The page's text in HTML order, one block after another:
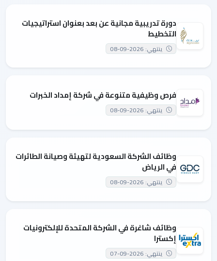
دورة تدريبية مجانية عن بعد بعنوان استراتيجيات
التخطيط
ينتهي: 2026-09-08
فرص وظيفية متنوعة في شركة إمداد الخبرات
ينتهي: 2026-09-08
وظائف الشركة السعودية لتهيئة وصيانة الطائرات
في الرياض
ينتهي: 2026-09-08
وظائف شاغرة في الشركة المتحدة للإلكترونيات
إكسترا
ينتهي: 2026-09-07